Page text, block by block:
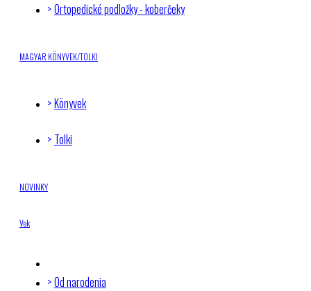
Ortopedické podložky - koberčeky
MAGYAR KÖNYVEK/TOLKI
Könyvek
Tolki
NOVINKY
Vek
Od narodenia